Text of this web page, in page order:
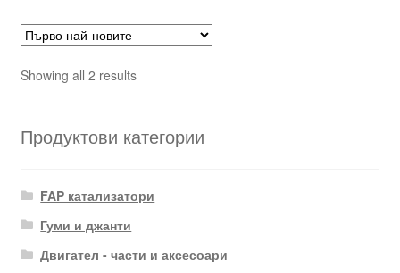
Showing all 2 resultsSorted
Продуктови категории
FAP катализатори
Гуми и джанти
Двигател - части и аксесоари